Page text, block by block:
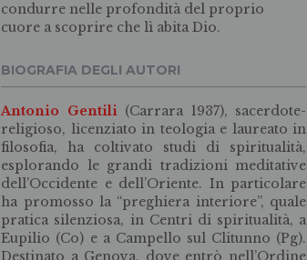
condurre nelle profondità del proprio
cuore a scoprire che lì abita Dio.
BIOGRAFIA DEGLI AUTORI
Antonio Gentili (Carrara 1937), sacerdote-
religioso, licenziato in teologia e laureato in
filosofia, ha coltivato studi di spiritualità,
esplorando le grandi tradizioni meditative
dell’Occidente e dell’Oriente. In particolare
ha promosso la “preghiera interiore”, quale
pratica silenziosa, in Centri di spiritualità, a
Eupilio (Co) e a Campello sul Clitunno (Pg).
Destinato a Genova, dove entrò nell’Ordine